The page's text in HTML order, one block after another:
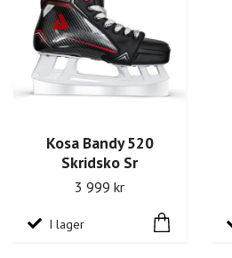
Kosa Bandy 520
Skridsko Sr
3 999 kr
I lager